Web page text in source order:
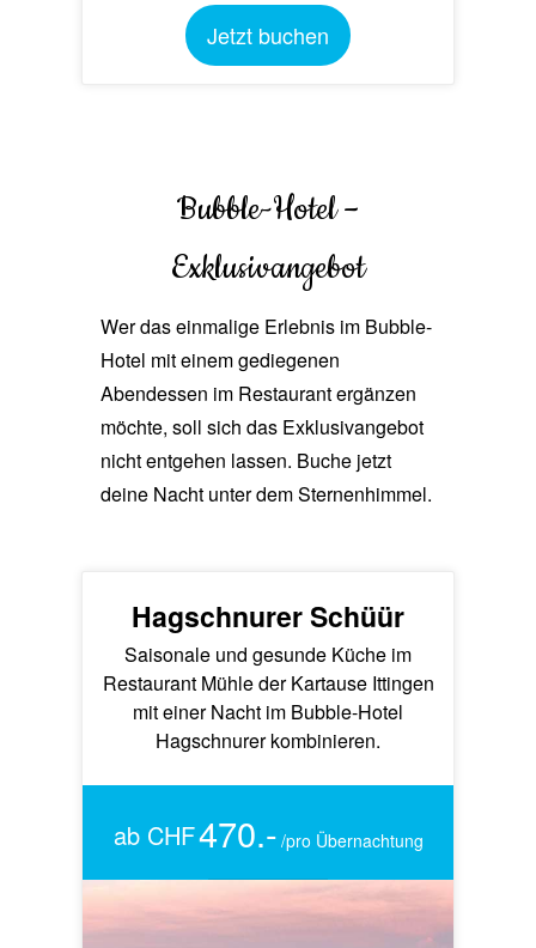
Jetzt buchen
Bubble-Hotel –
Exklusivangebot
Wer das einmalige Erlebnis im Bubble-
Hotel mit einem gediegenen
Abendessen im Restaurant ergänzen
möchte, soll sich das Exklusivangebot
nicht entgehen lassen. Buche jetzt
deine Nacht unter dem Sternenhimmel.
Hagschnurer Schüür
Saisonale und gesunde Küche im
Restaurant Mühle der Kartause Ittingen
mit einer Nacht im Bubble-Hotel
Hagschnurer kombinieren.
ab CHF470.- /pro Übernachtung